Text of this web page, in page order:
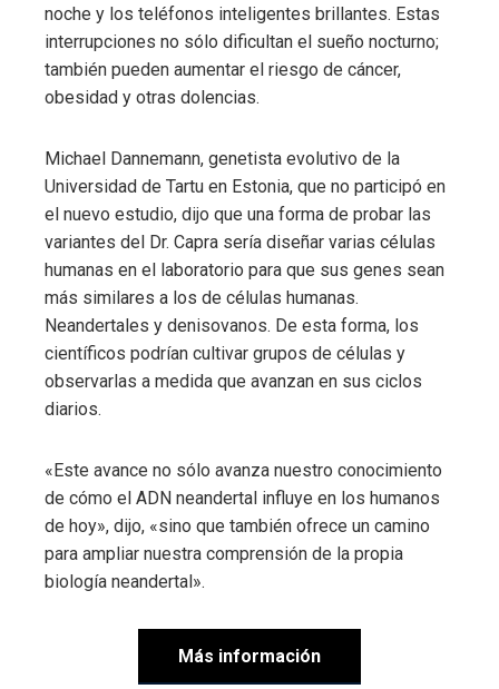
noche y los teléfonos inteligentes brillantes. Estas
interrupciones no sólo dificultan el sueño nocturno;
también pueden aumentar el riesgo de cáncer,
obesidad y otras dolencias.
Michael Dannemann, genetista evolutivo de la
Universidad de Tartu en Estonia, que no participó en
el nuevo estudio, dijo que una forma de probar las
variantes del Dr. Capra sería diseñar varias células
humanas en el laboratorio para que sus genes sean
más similares a los de células humanas.
Neandertales y denisovanos. De esta forma, los
científicos podrían cultivar grupos de células y
observarlas a medida que avanzan en sus ciclos
diarios.
«Este avance no sólo avanza nuestro conocimiento
de cómo el ADN neandertal influye en los humanos
de hoy», dijo, «sino que también ofrece un camino
para ampliar nuestra comprensión de la propia
biología neandertal».
Más información